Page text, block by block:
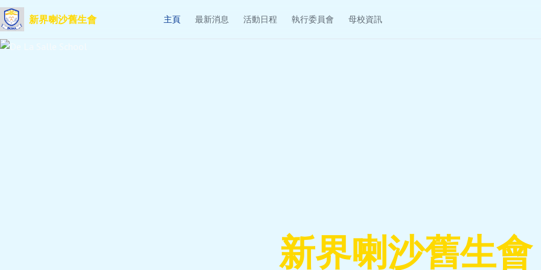
新界喇沙舊生會 主頁 最新消息 活動日程 執行委員會 母校資訊
新界喇沙舊生會